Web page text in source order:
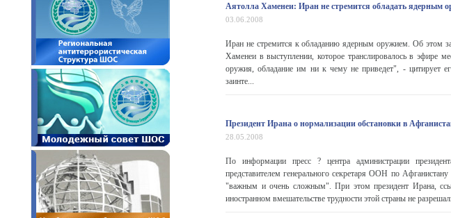
Аятолла Хаменеи: Иран не стремится обладать ядерным
03.06.2008
Иран не стремится к обладанию ядерным оружием. Об этом
Хаменеи в выступлении, которое транслировалось в эфире
оружия, обладание им ни к чему не приведет", - цитирует
заинте...
Президент Ирана о нормализации обстановки в
28.05.2008
По информации пресс ? центра администрации
представителем генерального секретаря ООН по
"важным и очень сложным". При этом президент Ирана,
иностранном вмешательстве трудности этой страны не